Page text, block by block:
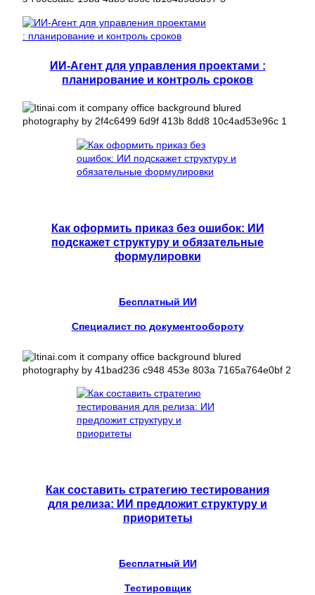
ИИ-Агент для управления проектами :
планирование и контроль сроков
Как оформить приказ без ошибок: ИИ
подскажет структуру и обязательные
формулировки
Бесплатный ИИ
Специалист по документообороту
Как составить стратегию тестирования
для релиза: ИИ предложит структуру и
приоритеты
Бесплатный ИИ
Тестировщик